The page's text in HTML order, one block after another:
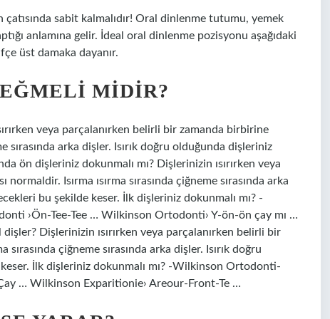
çatısında sabit kalmalıdır! Oral dinlenme tutumu, yemek
anlamına gelir. İdeal oral dinlenme pozisyonu aşağıdaki
üst damaka dayanır.
MIDIR?
veya parçalanırken belirli bir zamanda birbirine
sırasında arka dişler. Isırık doğru olduğunda dişleriniz
ön dişleriniz dokunmalı mı? Dişlerinizin ısırırken veya
Isırma ısırma sırasında çiğneme sırasında arka
bu şekilde keser. İlk dişleriniz dokunmalı mı? -
›Ön-Tee-Tee … Wilkinson Ortodonti› Y-ön-ön çay mı …
Dişlerinizin ısırırken veya parçalanırken belirli bir
çiğneme sırasında arka dişler. Isırık doğru
İlk dişleriniz dokunmalı mı? -Wilkinson Ortodonti-
… Wilkinson Exparitionie› Areour-Front-Te …